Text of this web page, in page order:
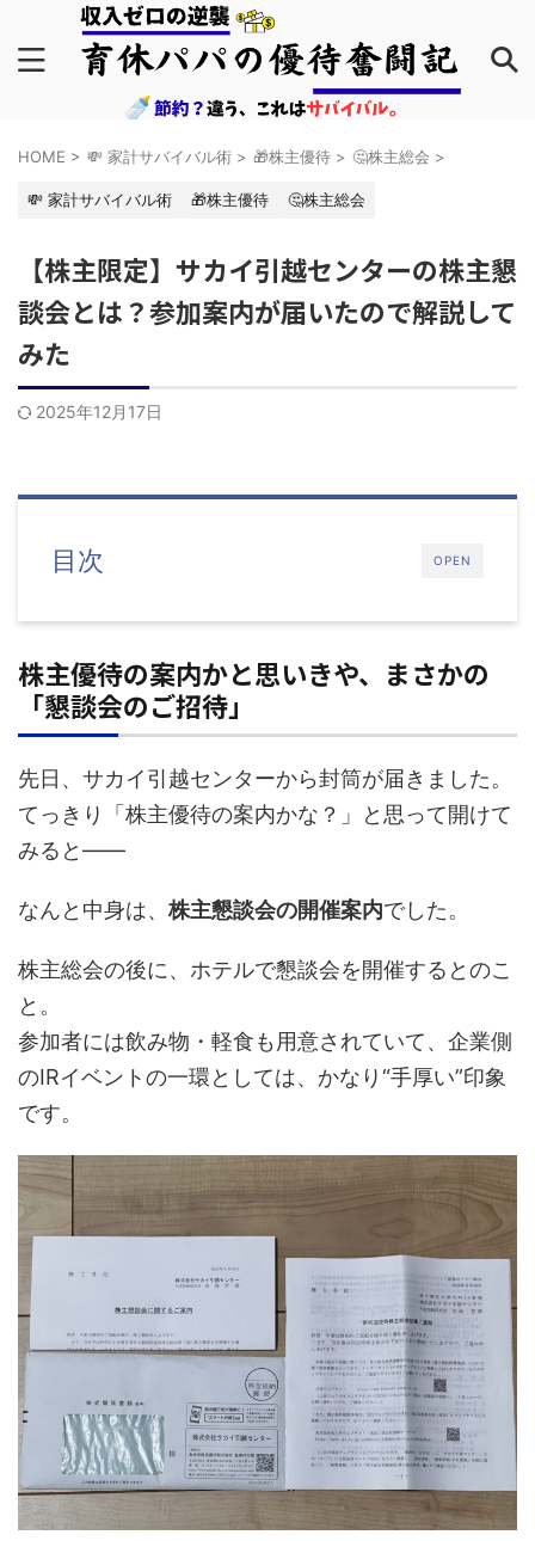
HOME > 💸 家計サバイバル術 > 🎁株主優待 > 🤔株主総会 >
💸 家計サバイバル術 🎁株主優待 🤔株主総会
【株主限定】サカイ引越センターの株主懇
談会とは？参加案内が届いたので解説して
みた
2025年12月17日
OPEN
目次
株主優待の案内かと思いきや、まさかの
「懇談会のご招待」
先日、サカイ引越センターから封筒が届きました。
てっきり「株主優待の案内かな？」と思って開けて
みると——
なんと中身は、株主懇談会の開催案内でした。
株主総会の後に、ホテルで懇談会を開催するとのこ
と。
参加者には飲み物・軽食も用意されていて、企業側
のIRイベントの一環としては、かなり“手厚い”印象
です。